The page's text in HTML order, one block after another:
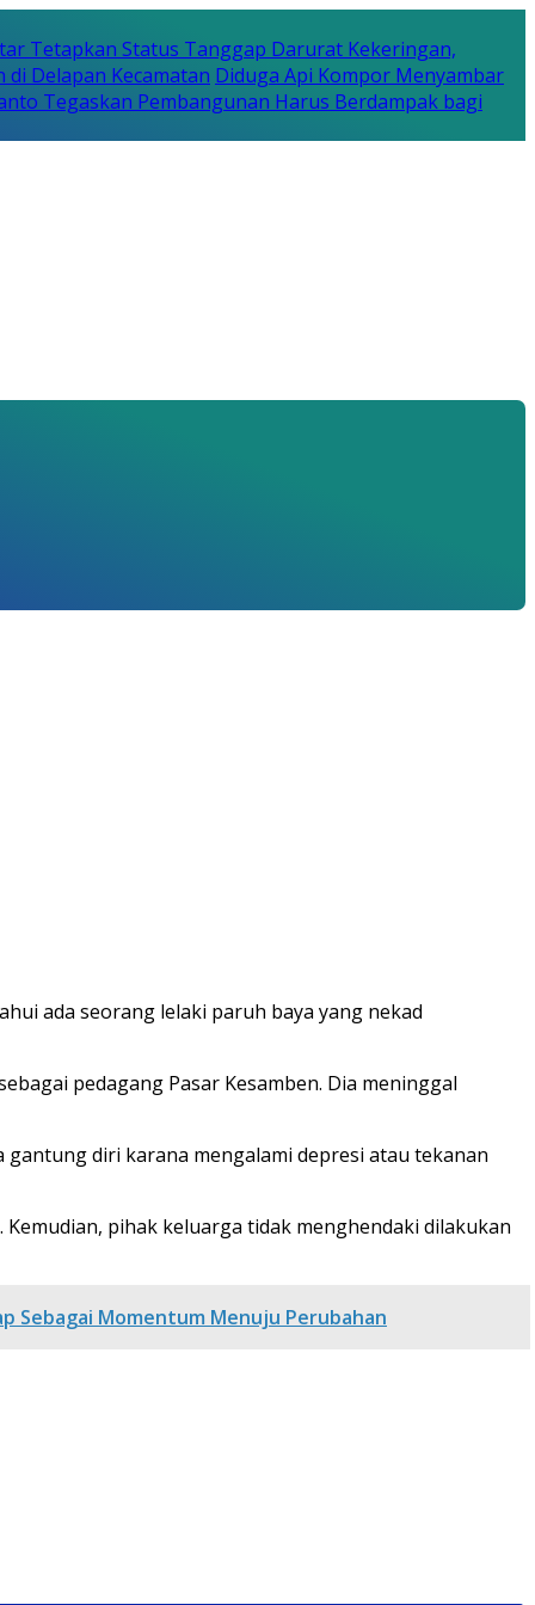
Tetapkan Status Tanggap Darurat Kekeringan,
Delapan Kecamatan Diduga Api Kompor Menyambar
Tegaskan Pembangunan Harus Berdampak bagi
ada seorang lelaki paruh baya yang nekad
pedagang Pasar Kesamben. Dia meninggal
diri karana mengalami depresi atau tekanan
pihak keluarga tidak menghendaki dilakukan
Sebagai Momentum Menuju Perubahan